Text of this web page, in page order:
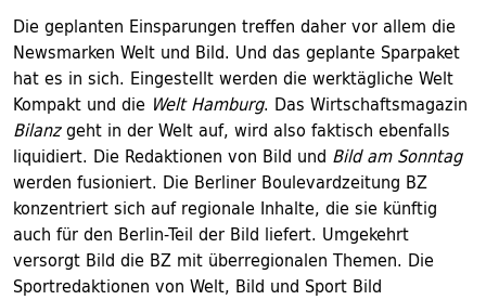
Die geplanten Einsparungen treffen daher vor allem die
Newsmarken Welt und Bild. Und das geplante Sparpaket
hat es in sich. Eingestellt werden die werktägliche Welt
Kompakt und die Welt Hamburg. Das Wirtschaftsmagazin
Bilanzgeht in der Welt auf, wird also faktisch ebenfalls
liquidiert. Die Redaktionen von Bild und Bild am Sonntag
werden fusioniert. Die Berliner Boulevardzeitung BZ
konzentriert sich auf regionale Inhalte, die sie künftig
auch für den Berlin-Teil der Bild liefert. Umgekehrt
versorgt Bild die BZ mit überregionalen Themen. Die
Sportredaktionen von Welt, Bild und Sport Bild